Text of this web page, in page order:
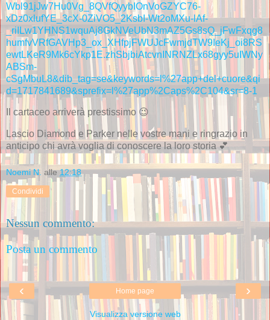
Wbl91jJw7Hu0Vg_8QVfQyybIOnVoGZYC76-
xDz0xlufYE_3cX-0ZiVO5_2KsbI-Wt2oMXu-lAf-
_riILw1YHNS1wquAj8GkNVeUbN3mAZ5Gs8sQ_jFwFxqg8
humfvVRfGAVHp3_ox_XHfpjFWUJcFwmjdTW9IeKj_oi8RS
ewtLKeR9Mk6cYkp1E.zhSbjbiAtcvnINRNZLx68gyy5uIWNy
ABSm-
cSgMbuL8&dib_tag=se&keywords=l%27app+del+cuore&qi
d=1717841689&sprefix=l%27app%2Caps%2C104&sr=8-1
Il cartaceo arriverà prestissimo 😉
Lascio Diamond e Parker nelle vostre mani e ringrazio in
anticipo chi avrà voglia di conoscere la loro storia 💕
Noemi N. alle12:18
Condividi
Nessun commento:
Posta un commento
‹ ›
Home page
Visualizza versione web